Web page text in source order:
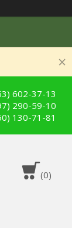
602-37-13
290-59-10
130-71-81